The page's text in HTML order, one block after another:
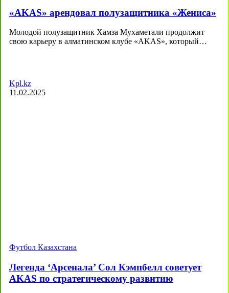
«AKAS» арендовал полузащитника «Жениса»
Молодой полузащитник Хамза Мухаметали продолжит
свою карьеру в алматинском клубе «AKAS», который…
Kpl.kz
11.02.2025
Футбол Казахстана
Легенда ‘Арсенала’ Сол Кэмпбелл советует
AKAS по стратегическому развитию